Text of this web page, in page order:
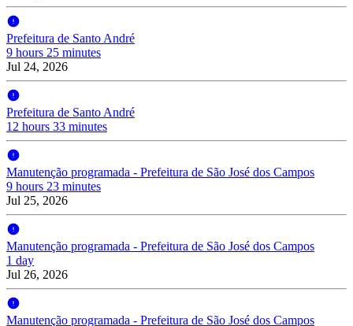
Prefeitura de Santo André
9 hours 25 minutes
Jul 24, 2026
Prefeitura de Santo André
12 hours 33 minutes
Manutenção programada - Prefeitura de São José dos Campos
9 hours 23 minutes
Jul 25, 2026
Manutenção programada - Prefeitura de São José dos Campos
1 day
Jul 26, 2026
Manutenção programada - Prefeitura de São José dos Campos